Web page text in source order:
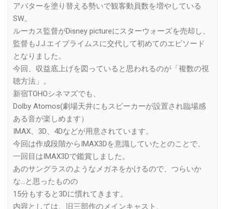
アバターを塗り替える勢いで観客動員数を増やしている
SW。
ルーカス監督がDisney pictureにスターウォーズを売却し、
監督もJ.J.エイブライムスに交代して初めてのエピソード
となりました。
今回、収益底上げを図っていると思われるのが「複数の視
聴方法」。
新宿TOHOシネマズでも、
Dolby Atomos(劇場天井にもスピーカーが設置され臨場感
ある音が楽しめます）
IMAX、3D、4Dなどが用意されています。
今回は作成段階からIMAX3Dを意識していたとのことで、
一回目はIMAX3Dで鑑賞しました。
あのサングラスのようなメガネをかけるので、つらいか
な…と思ったものの
15分もすると3Dに慣れてきます。
内容としては、旧三部作のメインキャスト、